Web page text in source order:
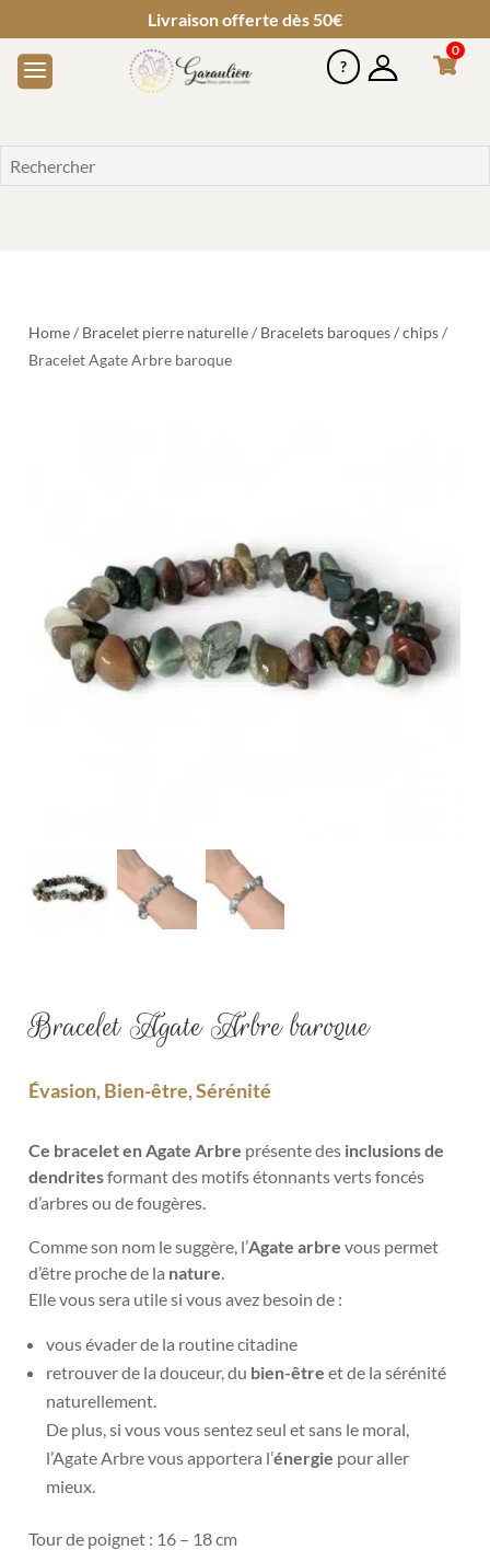
Livraison offerte dès 50€
0
Home/ Bracelet pierre naturelle/ Bracelets baroques / chips/
Bracelet Agate Arbre baroque
Bracelet Agate Arbre baroque
Évasion, Bien-être, Sérénité
Ce bracelet en Agate Arbre présente des inclusions de
dendritesformant des motifs étonnants verts foncés
d’arbres ou de fougères.
Comme son nom le suggère, l’Agate arbre vous permet
d’être proche de la nature
Elle vous sera utile si vous avez besoin de :
vous évader de la routine citadine
retrouver de la douceur, du bien-être et de la sérénité
naturellement.
De plus, si vous vous sentez seul et sans le moral,
l’Agate Arbre vous apportera l’énergie pour aller
mieux.
Tour de poignet : 16 – 18 cm